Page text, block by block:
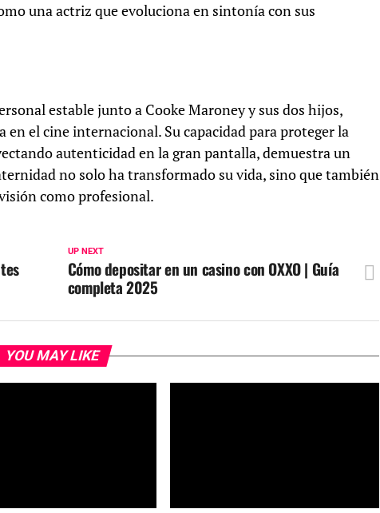
una actriz que evoluciona en sintonía con sus
estable junto a Cooke Maroney y sus dos hijos,
el cine internacional. Su capacidad para proteger la
autenticidad en la gran pantalla, demuestra un
no solo ha transformado su vida, sino que también
como profesional.
UP NEXT
Cómo depositar en un casino con OXXO | Guía
completa 2025
YOU MAY LIKE